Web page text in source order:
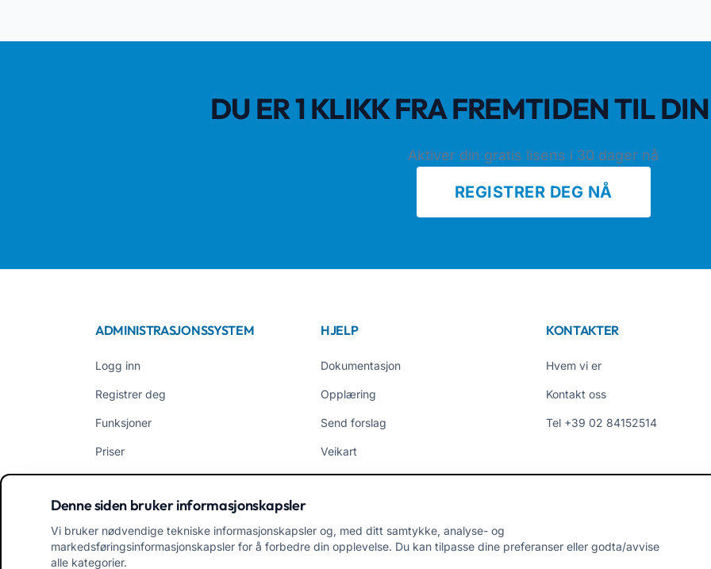
DU ER 1 KLIKK FRA FREMTIDEN TIL
Aktiver din gratis lisens i 30 dager nå
REGISTRER DEG NÅ
ADMINISTRASJONSSYSTEM
Logg inn
Registrer deg
Funksjoner
Priser
EasyNido
EasyInfanzia
HJELP
Dokumentasjon
Opplæring
Send forslag
Veikart
Brukeromtaler
KONTAKTER
Hvem vi er
Kontakt oss
Tel +39 02 84152514
Denne siden bruker informasjonskapsler
Vi bruker nødvendige tekniske informasjonskapsler og, med ditt samtykke, analyse- og
markedsføringsinformasjonskapsler for å forbedre din opplevelse. Du kan tilpasse dine preferanser eller godta/avvise
alle kategorier.